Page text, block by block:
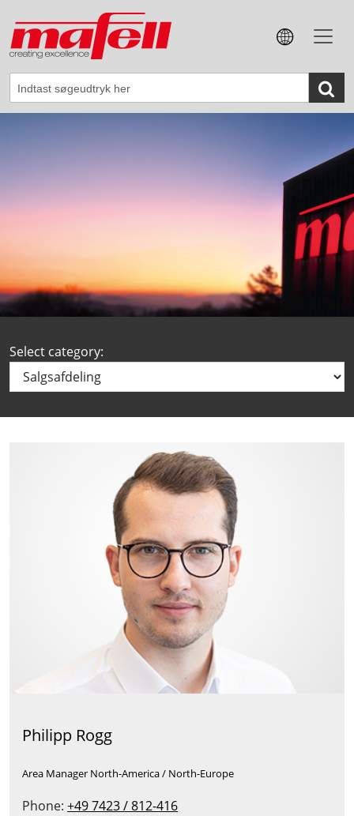
Select category:
Philipp Rogg
Area Manager North-America / North-Europe
Phone: +49 7423 / 812-416